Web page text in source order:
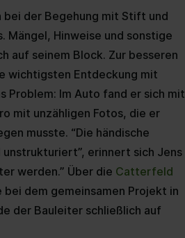
bei der Begehung mit Stift und
Mängel, Hinweise und sonstige
auf seinem Block. Zur besseren
wichtigsten Entdeckung mit
Problem: Im Auto fand er sich mit
mit unzähligen Fotos, die er
musste. “Die händische
erinnert sich Jens
werden.” Über die Catterfeld
dem gemeinsamen Projekt in
der Bauleiter schließlich auf